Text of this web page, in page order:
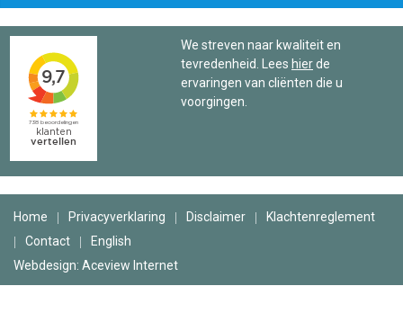
We streven naar kwaliteit en
tevredenheid. Lees hierde
ervaringen van cliënten die u
voorgingen.
Home Privacyverklaring Disclaimer
Klachtenreglement
Contact
English
Webdesign: Aceview Internet